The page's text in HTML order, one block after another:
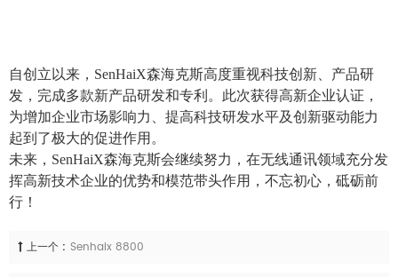
自创立以来，SenHaiX森海克斯高度重视科技创新、产品研
发，完成多款新产品研发和专利。此次获得高新企业认证，
为增加企业市场影响力、提高科技研发水平及创新驱动能力
起到了极大的促进作用。
未来，SenHaiX森海克斯会继续努力，在无线通讯领域充分发
挥高新技术企业的优势和模范带头作用，不忘初心，砥砺前
行！
上一个 : Senhaix 8800